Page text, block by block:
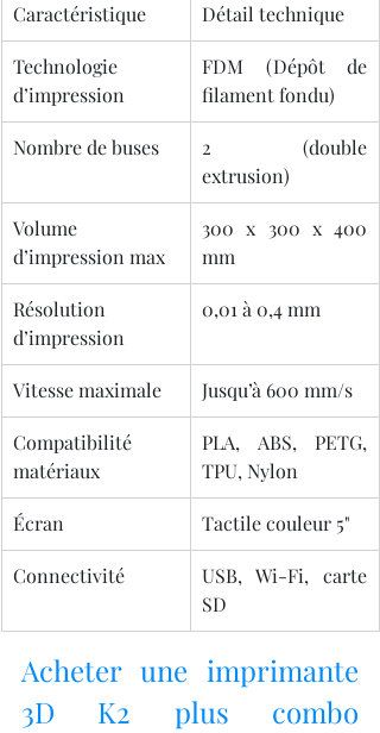
Caractéristique Détail technique
Technologie
d’impression
FDM (Dépôt de
filament fondu)
Nombre de buses
2 (double
extrusion)
Volume
d’impression max
300 x 300 x 400
mm
Résolution
d’impression
0,01 à 0,4 mm
Vitesse maximale Jusqu’à 600 mm/s
Compatibilité
matériaux
PLA, ABS, PETG,
TPU, Nylon
Écran Tactile couleur 5"
Connectivité
USB, Wi-Fi, carte
SD
Acheter une imprimante
3D K2 plus combo